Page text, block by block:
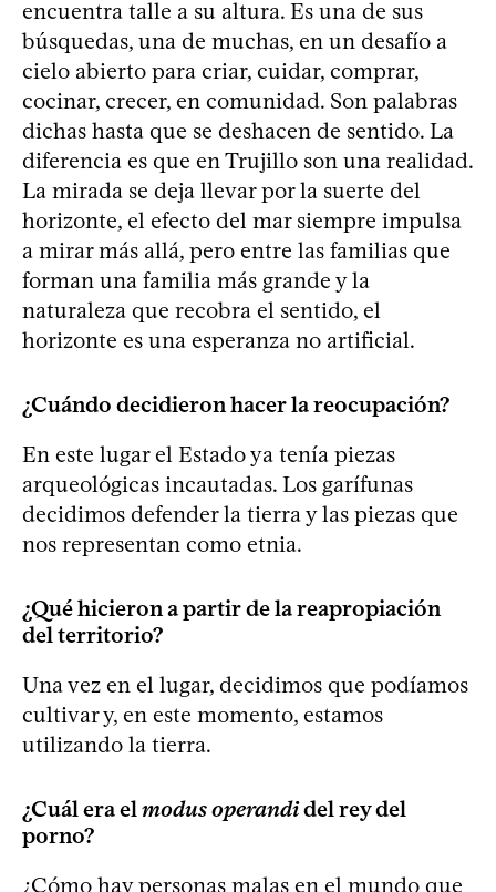
encuentra talle a su altura. Es una de sus
búsquedas, una de muchas, en un desafío a
cielo abierto para criar, cuidar, comprar,
cocinar, crecer, en comunidad. Son palabras
dichas hasta que se deshacen de sentido. La
diferencia es que en Trujillo son una realidad.
La mirada se deja llevar por la suerte del
horizonte, el efecto del mar siempre impulsa
a mirar más allá, pero entre las familias que
forman una familia más grande y la
naturaleza que recobra el sentido, el
horizonte es una esperanza no artificial.
¿Cuándo decidieron hacer la reocupación?
En este lugar el Estado ya tenía piezas
arqueológicas incautadas. Los garífunas
decidimos defender la tierra y las piezas que
nos representan como etnia.
¿Qué hicieron a partir de la reapropiación
del territorio?
Una vez en el lugar, decidimos que podíamos
cultivar y, en este momento, estamos
utilizando la tierra.
¿Cuál era el modus operandidel rey del
porno?
¿Cómo hay personas malas en el mundo que